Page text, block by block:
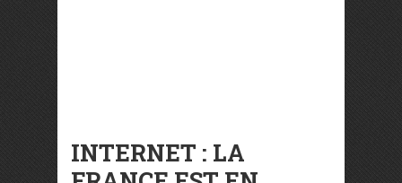
INTERNET : LA